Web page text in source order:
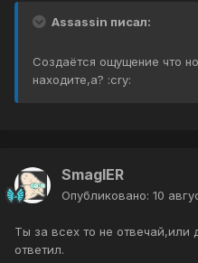
Assassin писал:
Создаётся ощущение что
находите,а? :cry:
SmaglER
Опубликовано: 10
Ты за всех то не отвечай,или
ответил.